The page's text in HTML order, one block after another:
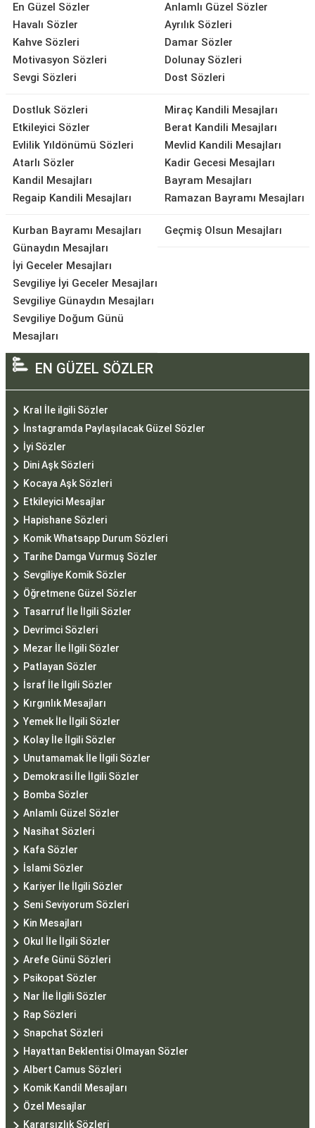
En Güzel Sözler
Havalı Sözler
Kahve Sözleri
Motivasyon Sözleri
Sevgi Sözleri
Anlamlı Güzel Sözler
Ayrılık Sözleri
Damar Sözler
Dolunay Sözleri
Dost Sözleri
Dostluk Sözleri
Etkileyici Sözler
Evlilik Yıldönümü Sözleri
Atarlı Sözler
Kandil Mesajları
Regaip Kandili Mesajları
Miraç Kandili Mesajları
Berat Kandili Mesajları
Mevlid Kandili Mesajları
Kadir Gecesi Mesajları
Bayram Mesajları
Ramazan Bayramı Mesajları
Kurban Bayramı Mesajları
Günaydın Mesajları
İyi Geceler Mesajları
Sevgiliye İyi Geceler Mesajları
Sevgiliye Günaydın Mesajları
Sevgiliye Doğum Günü
Mesajları
Geçmiş Olsun Mesajları
EN GÜZEL SÖZLER
Kral İle ilgili Sözler
İnstagramda Paylaşılacak Güzel Sözler
İyi Sözler
Dini Aşk Sözleri
Kocaya Aşk Sözleri
Etkileyici Mesajlar
Hapishane Sözleri
Komik Whatsapp Durum Sözleri
Tarihe Damga Vurmuş Sözler
Sevgiliye Komik Sözler
Öğretmene Güzel Sözler
Tasarruf İle İlgili Sözler
Devrimci Sözleri
Mezar İle İlgili Sözler
Patlayan Sözler
İsraf İle İlgili Sözler
Kırgınlık Mesajları
Yemek İle İlgili Sözler
Kolay İle İlgili Sözler
Unutamamak İle İlgili Sözler
Demokrasi İle İlgili Sözler
Bomba Sözler
Anlamlı Güzel Sözler
Nasihat Sözleri
Kafa Sözler
İslami Sözler
Kariyer İle İlgili Sözler
Seni Seviyorum Sözleri
Kin Mesajları
Okul İle İlgili Sözler
Arefe Günü Sözleri
Psikopat Sözler
Nar İle İlgili Sözler
Rap Sözleri
Snapchat Sözleri
Hayattan Beklentisi Olmayan Sözler
Albert Camus Sözleri
Komik Kandil Mesajları
Özel Mesajlar
Kararsızlık Sözleri